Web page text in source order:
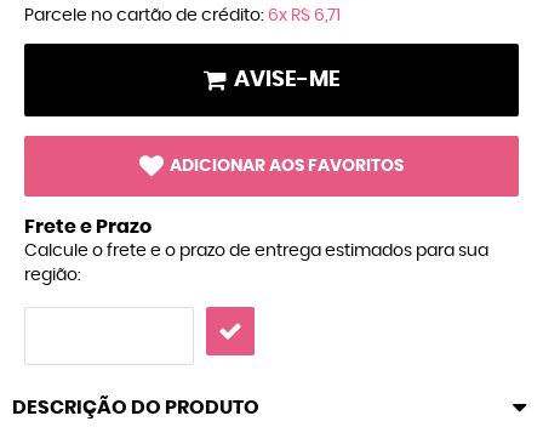
Parcele no cartão de crédito: 6x R$ 6,71
AVISE-ME
ADICIONAR AOS FAVORITOS
Frete e Prazo
Calcule o frete e o prazo de entrega estimados para sua
região:
DESCRIÇÃO DO PRODUTO